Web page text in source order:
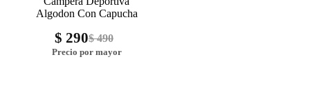
Algodon Con Capucha
$490
$ 290